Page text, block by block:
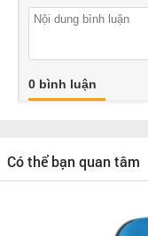
0 bình luận
Có thể bạn quan tâm